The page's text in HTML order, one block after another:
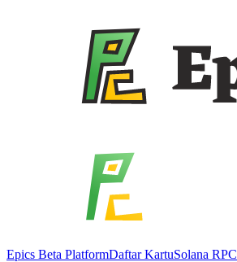
Epics Beta PlatformDaftar KartuSolana RPC